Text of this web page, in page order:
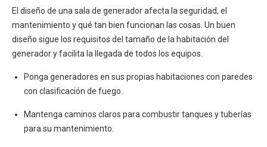
El diseño de una sala de generador afecta la seguridad, el
mantenimiento y qué tan bien funcionan las cosas. Un buen
diseño sigue los requisitos del tamaño de la habitación del
generador y facilita la llegada de todos los equipos.
Ponga generadores en sus propias habitaciones con paredes
con clasificación de fuego.
Mantenga caminos claros para combustir tanques y tuberías
para su mantenimiento.